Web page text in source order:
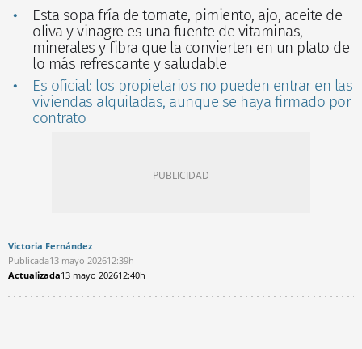
Esta sopa fría de tomate, pimiento, ajo, aceite de
oliva y vinagre es una fuente de vitaminas,
minerales y fibra que la convierten en un plato de
lo más refrescante y saludable
Es oficial: los propietarios no pueden entrar en las
viviendas alquiladas, aunque se haya firmado por
contrato
Victoria Fernández
Publicada13 mayo 202612:39h
Actualizada13 mayo 202612:40h